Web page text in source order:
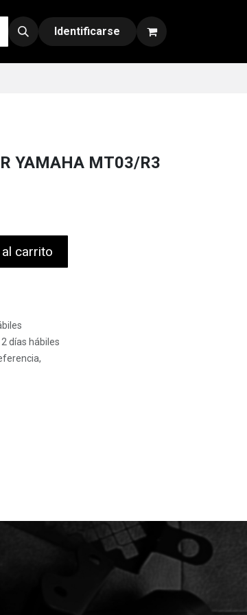
Nuestras Redes y Canales de Venta
Identificarse
YAMAHA MT03/R3
carrito
días hábiles